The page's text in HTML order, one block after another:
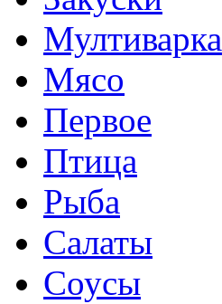
Мултиварка
Мясо
Первое
Птица
Рыба
Салаты
Соусы